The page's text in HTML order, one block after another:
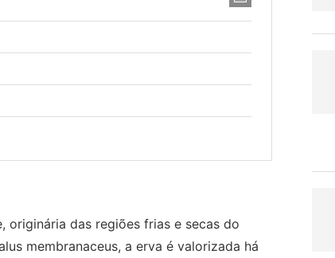
originária das regiões frias e secas do
membranaceus, a erva é valorizada há